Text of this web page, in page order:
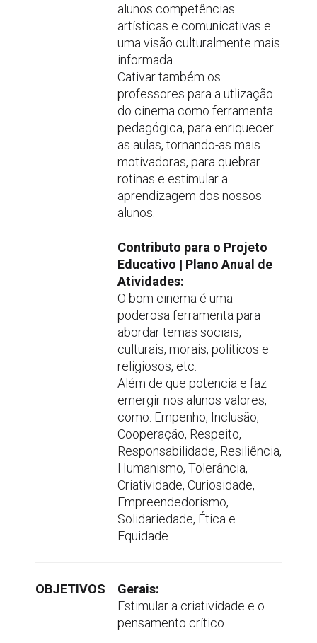
alunos competências
artísticas e comunicativas e
uma visão culturalmente mais
informada.
Cativar também os
professores para a utlização
do cinema como ferramenta
pedagógica, para enriquecer
as aulas, tornando-as mais
motivadoras, para quebrar
rotinas e estimular a
aprendizagem dos nossos
alunos.
Contributo para o Projeto
Educativo | Plano Anual de
Atividades:
O bom cinema é uma
poderosa ferramenta para
abordar temas sociais,
culturais, morais, políticos e
religiosos, etc.
Além de que potencia e faz
emergir nos alunos valores,
como: Empenho, Inclusão,
Cooperação, Respeito,
Responsabilidade, Resiliência,
Humanismo, Tolerância,
Criatividade, Curiosidade,
Empreendedorismo,
Solidariedade, Ética e
Equidade.
OBJETIVOS
Gerais:
Estimular a criatividade e o
pensamento crítico.